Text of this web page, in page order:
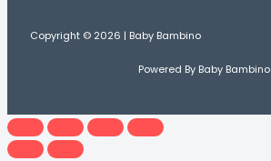
Copyright © 2026 | Baby Bambino
Powered By Baby Bambino